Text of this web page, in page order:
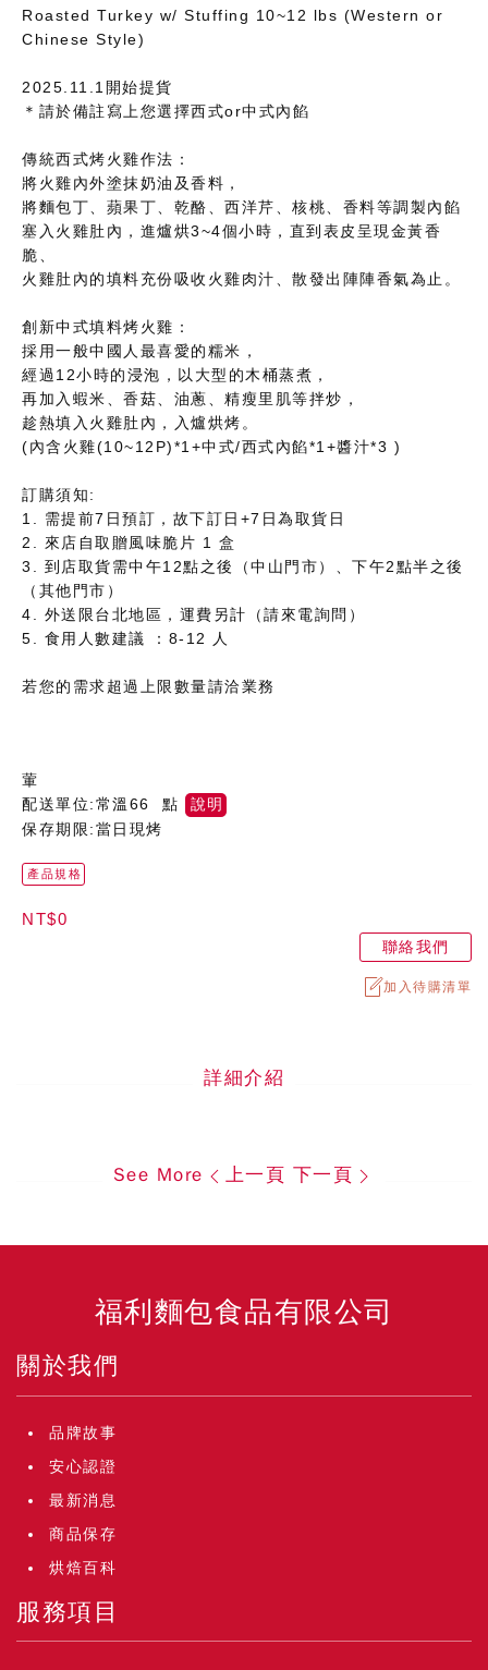
Roasted Turkey w/ Stuffing 10~12 lbs (Western or
Chinese Style)
2025.11.1開始提貨
＊請於備註寫上您選擇西式or中式內餡
傳統西式烤火雞作法：
將火雞內外塗抹奶油及香料，
將麵包丁、蘋果丁、乾酪、西洋芹、核桃、香料等調製內餡
塞入火雞肚內，進爐烘3~4個小時，直到表皮呈現金黃香
脆、
火雞肚內的填料充份吸收火雞肉汁、散發出陣陣香氣為止。
創新中式填料烤火雞：
採用一般中國人最喜愛的糯米，
經過12小時的浸泡，以大型的木桶蒸煮，
再加入蝦米、香菇、油蔥、精瘦里肌等拌炒，
趁熱填入火雞肚內，入爐烘烤。
(內含火雞(10~12P)*1+中式/西式內餡*1+醬汁*3 )
訂購須知:
1. 需提前7日預訂，故下訂日+7日為取貨日
2. 來店自取贈風味脆片 1 盒
3. 到店取貨需中午12點之後（中山門市）、下午2點半之後
（其他門市）
4. 外送限台北地區，運費另計（請來電詢問）
5. 食用人數建議 ：8-12 人
若您的需求超過上限數量請洽業務
葷
配送單位:常溫66 點
說明
保存期限:當日現烤
產品規格
NT$0
聯絡我們
加入待購清單
詳細介紹
See More 上一頁 下一頁
福利麵包食品有限公司
關於我們
品牌故事
安心認證
最新消息
商品保存
烘焙百科
服務項目